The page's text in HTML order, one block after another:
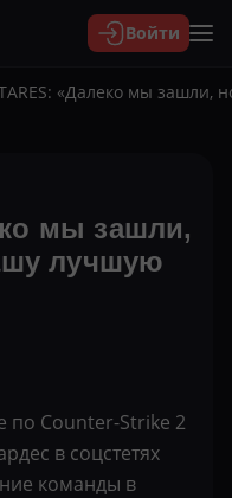
Войти
«Далеко мы зашли,
мы зашли,
лучшую
по Counter-Strike 2
в соцстетях
команды в